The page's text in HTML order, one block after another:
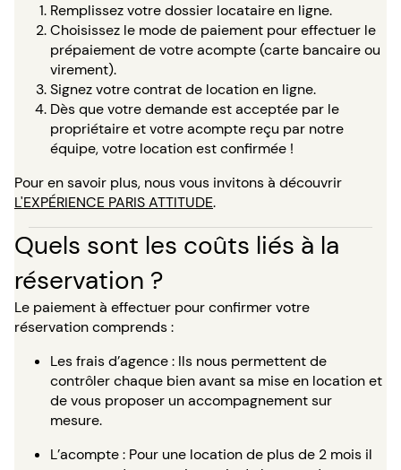
Remplissez votre dossier locataire en ligne.
Choisissez le mode de paiement pour effectuer le
prépaiement de votre acompte (carte bancaire ou
virement).
Signez votre contrat de location en ligne.
Dès que votre demande est acceptée par le
propriétaire et votre acompte reçu par notre
équipe, votre location est confirmée !
Pour en savoir plus, nous vous invitons à découvrir
L'EXPÉRIENCE PARIS ATTITUDE.
Quels sont les coûts liés à la
réservation ?
Le paiement à effectuer pour confirmer votre
réservation comprends :
Les frais d’agence : Ils nous permettent de
contrôler chaque bien avant sa mise en location et
de vous proposer un accompagnement sur
mesure.
L’acompte : Pour une location de plus de 2 mois il